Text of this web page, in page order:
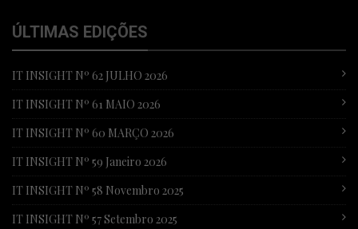
ÚLTIMAS EDIÇÕES
IT INSIGHT Nº 62 JULHO 2026
IT INSIGHT Nº 61 MAIO 2026
IT INSIGHT Nº 60 MARÇO 2026
IT INSIGHT Nº 59 Janeiro 2026
IT INSIGHT Nº 58 Novembro 2025
IT INSIGHT Nº 57 Setembro 2025